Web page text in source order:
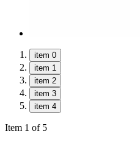
item 0
item 1
item 2
item 3
item 4
Item 1 of 5